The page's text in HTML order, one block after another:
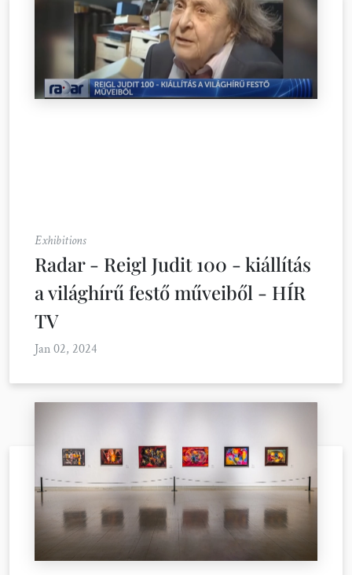
Exhibitions
Radar - Reigl Judit 100 - kiállítás
a világhírű festő műveiből - HÍR
TV
Jan 02, 2024